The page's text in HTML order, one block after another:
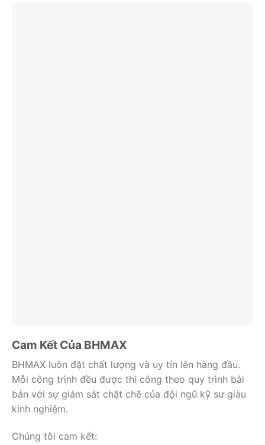
Cam Kết Của BHMAX
BHMAX luôn đặt chất lượng và uy tín lên hàng đầu.
Mỗi công trình đều được thi công theo quy trình bài
bản với sự giám sát chặt chẽ của đội ngũ kỹ sư giàu
kinh nghiệm.
Chúng tôi cam kết: